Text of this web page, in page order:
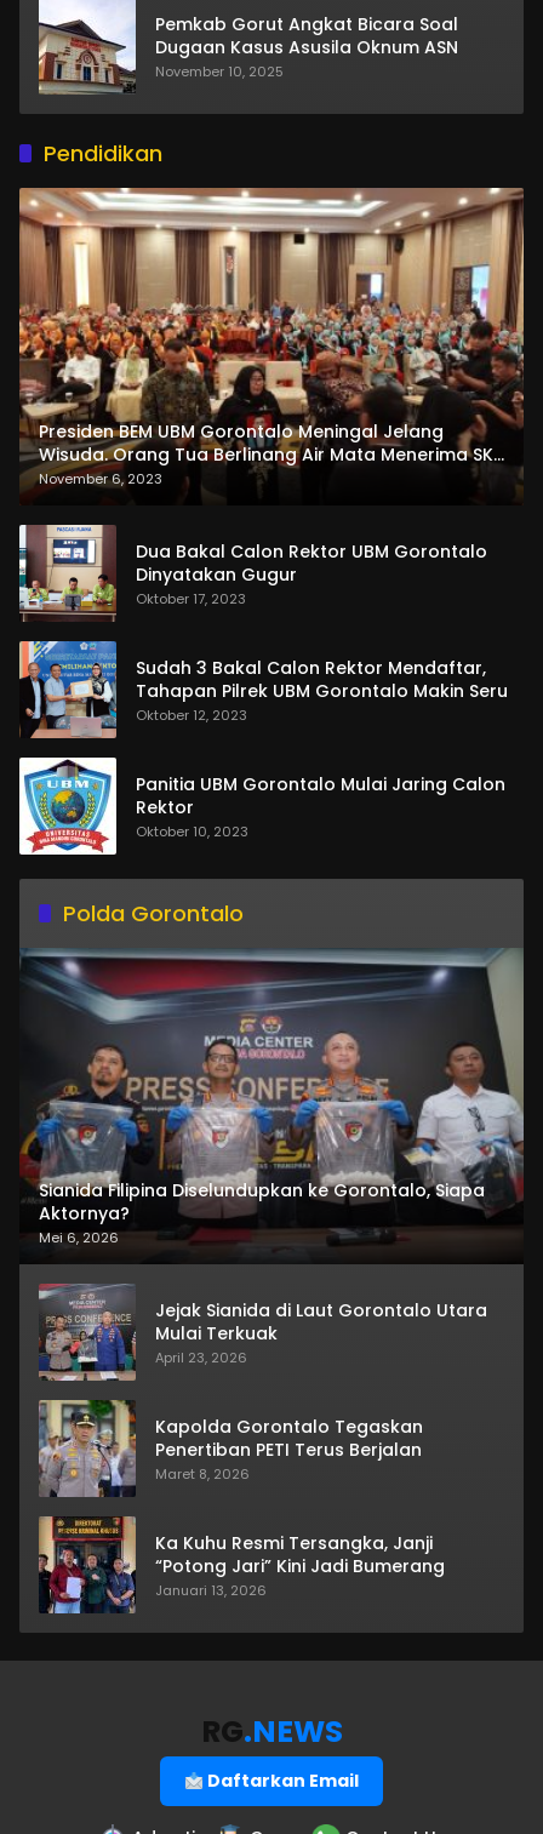
Pemkab Gorut Angkat Bicara Soal
Dugaan Kasus Asusila Oknum ASN
November 10, 2025
Pendidikan
Presiden BEM UBM Gorontalo Meningal Jelang
Wisuda. Orang Tua Berlinang Air Mata Menerima SKL
dan Pemasangan Salempang
November 6, 2023
Dua Bakal Calon Rektor UBM Gorontalo
Dinyatakan Gugur
Oktober 17, 2023
Sudah 3 Bakal Calon Rektor Mendaftar,
Tahapan Pilrek UBM Gorontalo Makin Seru
Oktober 12, 2023
Panitia UBM Gorontalo Mulai Jaring Calon
Rektor
Oktober 10, 2023
Polda Gorontalo
Sianida Filipina Diselundupkan ke Gorontalo, Siapa
Aktornya?
Mei 6, 2026
Jejak Sianida di Laut Gorontalo Utara
Mulai Terkuak
April 23, 2026
Kapolda Gorontalo Tegaskan
Penertiban PETI Terus Berjalan
Maret 8, 2026
Ka Kuhu Resmi Tersangka, Janji
“Potong Jari” Kini Jadi Bumerang
Januari 13, 2026
RG.NEWS
Daftarkan Email